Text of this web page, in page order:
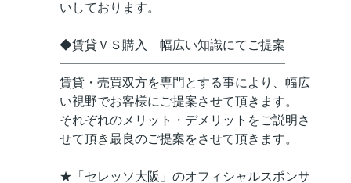
いしております。
◆賃貸ＶＳ購入 幅広い知識にてご提案
━━━━━━━━━━━━━━━━━━
賃貸・売買双方を専門とする事により、幅広
い視野でお客様にご提案させて頂きます。
それぞれのメリット・デメリットをご説明さ
せて頂き最良のご提案をさせて頂きます。
★「セレッソ大阪」のオフィシャルスポンサ